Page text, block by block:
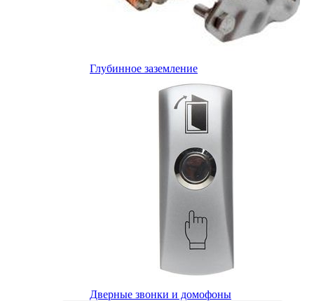
Глубинное заземление
Дверные звонки и домофоны